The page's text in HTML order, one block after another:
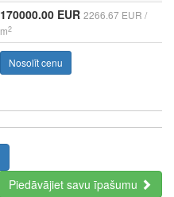
170000.00 EUR 2266.67 EUR /
m2
Nosolīt cenu
Piedāvājiet savu īpašumu